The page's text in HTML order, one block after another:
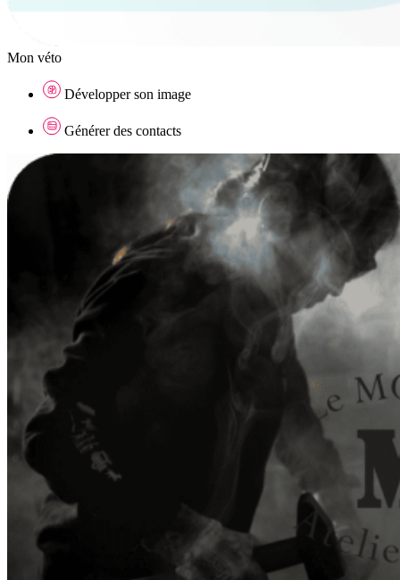
Mon véto
Développer son image
Générer des contacts